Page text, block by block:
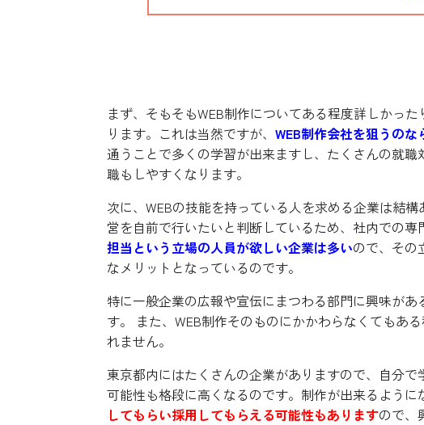
まず、そもそもWEB制作についてある程度詳しかっ
ります。これは当然ですが、 WEB制作会社を狙うのな
通うことで多くの学習が出来ますし、たくさんの就
職もしやすくなります。
次に、WEBの技能を持っている人を求める企業は結
営を自前で行いたいと判断しているため、社内での
担当という立場の人員が欲しい企業は多いので、その
なメリットとなっているのです。
特に一般企業の広報や宣伝にまつわる部門に興味が
す。 また、WEB制作そのものにかかわらなくてもあ
れません。
東京都内にはたくさんの企業がありますので、自分
可能性も格段に高くなるのです。制作が出来るように
してもらい採用してもらえる可能性もありますので、